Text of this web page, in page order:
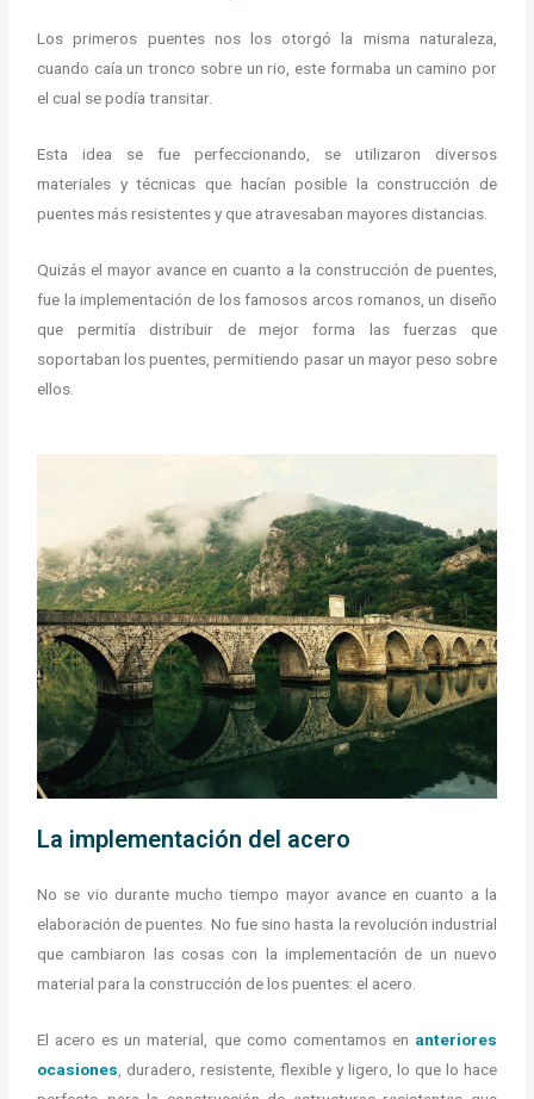
Los primeros puentes nos los otorgó la misma naturaleza,
cuando caía un tronco sobre un rio, este formaba un camino por
el cual se podía transitar.
Esta idea se fue perfeccionando, se utilizaron diversos
materiales y técnicas que hacían posible la construcción de
puentes más resistentes y que atravesaban mayores distancias.
Quizás el mayor avance en cuanto a la construcción de puentes,
fue la implementación de los famosos arcos romanos, un diseño
que permitía distribuir de mejor forma las fuerzas que
soportaban los puentes, permitiendo pasar un mayor peso sobre
ellos.
La implementación del acero
No se vio durante mucho tiempo mayor avance en cuanto a la
elaboración de puentes. No fue sino hasta la revolución industrial
que cambiaron las cosas con la implementación de un nuevo
material para la construcción de los puentes: el acero.
El acero es un material, que como comentamos en anteriores
ocasiones, duradero, resistente, flexible y ligero, lo que lo hace